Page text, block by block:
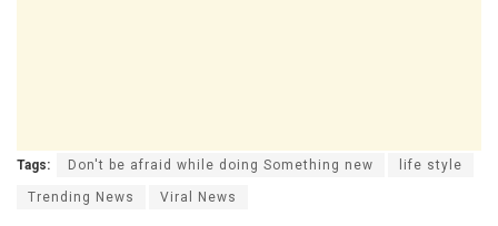
Tags: Don't be afraid while doing Something new life style
Trending News Viral News